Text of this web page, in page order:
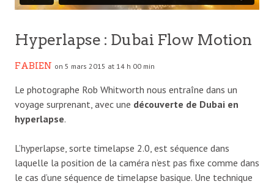
Hyperlapse : Dubai Flow Motion
FABIEN on 5 mars 2015 at 14 h 00 min
Le photographe Rob Whitworth nous entraîne dans un
voyage surprenant, avec une découverte de Dubai en
hyperlapse.
L’hyperlapse, sorte timelapse 2.0, est séquence dans
laquelle la position de la caméra n’est pas fixe comme dans
le cas d’une séquence de timelapse basique. Une technique